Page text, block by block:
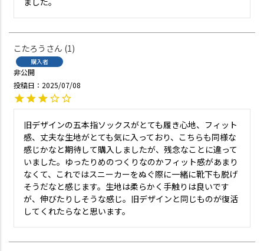
こたろう 1
購入者
非公開
投稿日
2025/07/08
旧デザインの五本指ソックスがとても履き心地、フィット
感、丈夫な生地がとても気に入っており、こちらも同様な
感じかなと期待して購入しましたが、残念なことに違って
いました。ゆったりめのつくりなのかフィット感があまり
なくて、これではスニーカーをぬぐ際に一緒に靴下も脱げ
そうだなと感じます。生地は柔らかく手触りは良いです
が、伸びたりしそうな感じ。旧デザインと同じものが復活
してくれたらなと思います。